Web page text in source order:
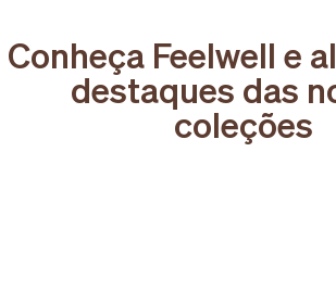
Conheça Feelwell e
destaques das
coleções